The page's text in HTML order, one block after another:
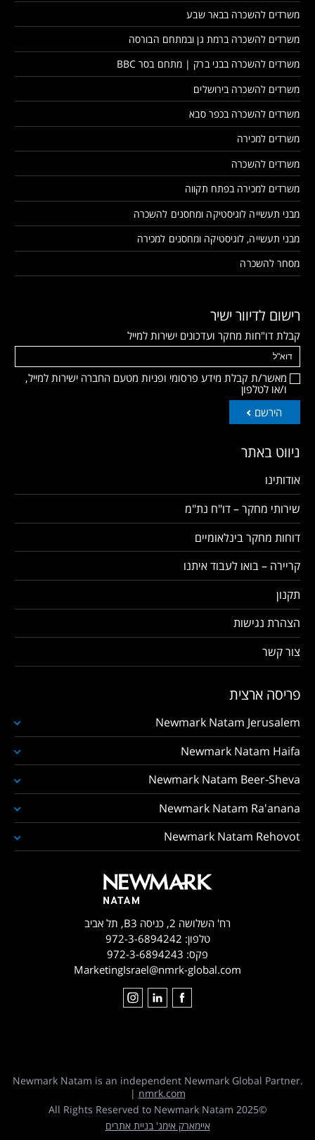
משרדים להשכרה בבאר שבע
משרדים להשכרה ברמת גן ובמתחם הבורסה
משרדים להשכרה בבני ברק | מתחם בסר BBC
משרדים להשכרה בירושלים
משרדים להשכרה בכפר סבא
משרדים למכירה
משרדים להשכרה
משרדים למכירה בפתח תקווה
מבני תעשייה לוגיסטיקה ומחסנים להשכרה
מבני תעשייה, לוגיסטיקה ומחסנים למכירה
מסחר להשכרה
רישום לדיוור ישיר
קבלת דו"חות מחקר ועדכונים ישירות למייל
מאשר/ת קבלת מידע פרסומי ופניות מטעם החברה ישירות למייל,
ו/או לטלפון
הירשם
ניווט באתר
אודותינו
שירותי מחקר – דו"ח נת"מ
דוחות מחקר בינלאומיים
קריירה – בואו לעבוד איתנו
תקנון
הצהרת נגישות
צור קשר
פריסה ארצית
Newmark Natam Jerusalem
Newmark Natam Haifa
Newmark Natam Beer-Sheva
Newmark Natam Ra'anana
Newmark Natam Rehovot
רח' השלושה 2, כניסה B3, תל אביב
טלפון: 972-3-6894242
פקס: 972-3-6894243
MarketingIsrael@nmrk-global.com
Newmark Natam is an independent Newmark Global Partner.
| nmrk.com
©2025 All Rights Reserved to Newmark Natam
איימארק אימג' בניית אתרים